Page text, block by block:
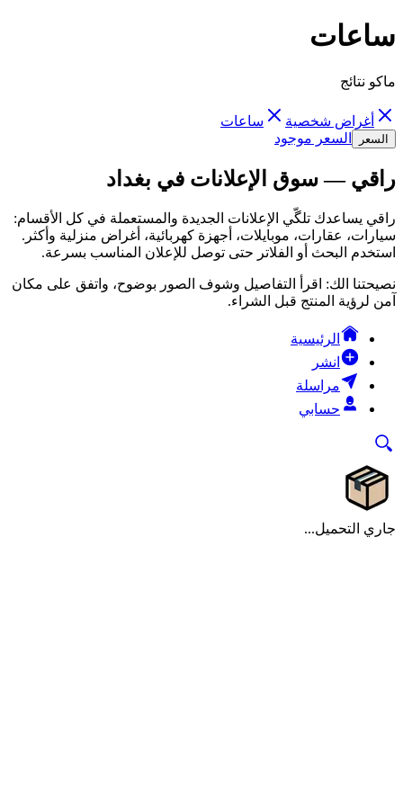
ساعات
ماكو نتائج
أغراض شخصية ساعات
السعر السعر موجود
راقي — سوق الإعلانات في بغداد
راقي يساعدك تلگّي الإعلانات الجديدة والمستعملة في كل الأقسام:
سيارات، عقارات، موبايلات، أجهزة كهربائية، أغراض منزلية وأكثر.
استخدم البحث أو الفلاتر حتى توصل للإعلان المناسب بسرعة.
نصيحتنا الك: اقرأ التفاصيل وشوف الصور بوضوح، واتفق على مكان
آمن لرؤية المنتج قبل الشراء.
الرئيسية
انشر
مراسلة
حسابي
جاري التحميل...